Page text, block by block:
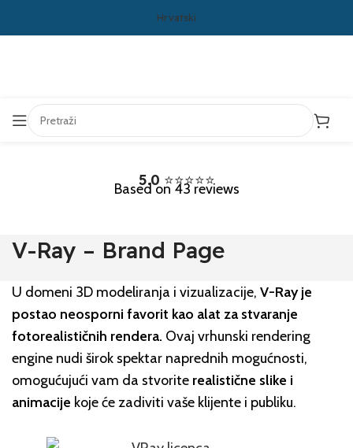
Hrvatski
5.0 ⭐⭐⭐⭐⭐
Based on 43 reviews
V-Ray – Brand Page
U domeni 3D modeliranja i vizualizacije, V-Ray je
postao neosporni favorit kao alat za stvaranje
fotorealističnih rendera. Ovaj vrhunski rendering
engine nudi širok spektar naprednih mogućnosti,
omogućujući vam da stvorite realistične slike i
animacije koje će zadiviti vaše klijente i publiku.